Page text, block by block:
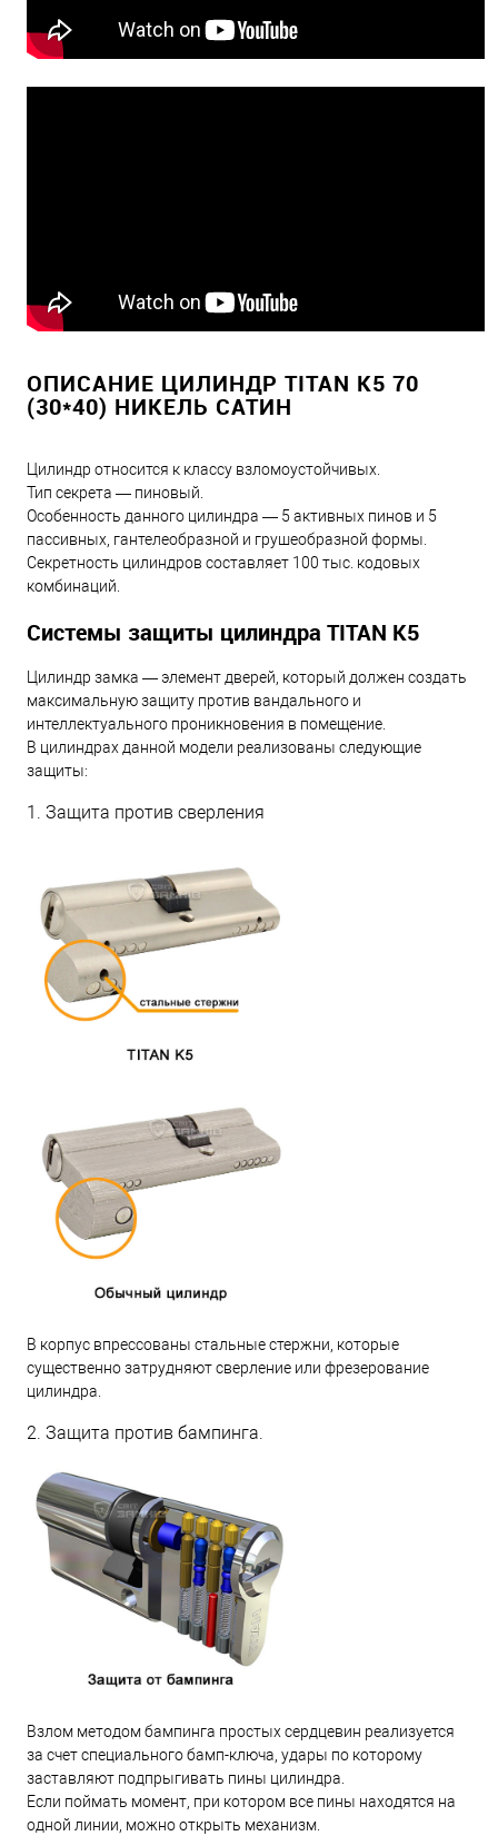
ОПИСАНИЕ ЦИЛИНДР TITAN K5 70
(30*40) НИКЕЛЬ САТИН
Цилиндр относится к классу взломоустойчивых.
Тип секрета — пиновый.
Особенность данного цилиндра — 5 активных пинов и 5
пассивных, гантелеобразной и грушеобразной формы.
Секретность цилиндров составляет 100 тыс. кодовых
комбинаций.
Системы защиты цилиндра TITAN K5
Цилиндр замка — элемент дверей, который должен создать
максимальную защиту против вандального и
интеллектуального проникновения в помещение.
В цилиндрах данной модели реализованы следующие
защиты:
1. Защита против сверления
В корпус впрессованы стальные стержни, которые
существенно затрудняют сверление или фрезерование
цилиндра.
2. Защита против бампинга.
Взлом методом бампинга простых сердцевин реализуется
за счет специального бамп-ключа, удары по которому
заставляют подпрыгивать пины цилиндра.
Если поймать момент, при котором все пины находятся на
одной линии, можно открыть механизм.